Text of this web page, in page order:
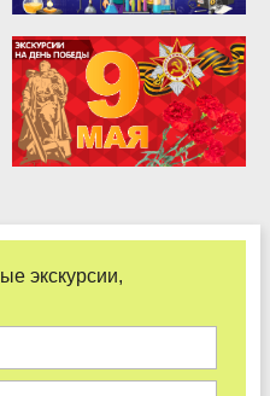
экскурсии,